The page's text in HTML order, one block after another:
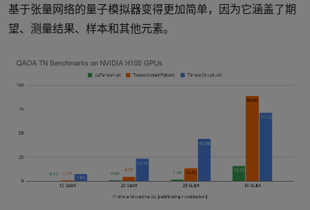
基于张量网络的量子模拟器变得更加简单，因为它涵盖了期
望、测量结果、样本和其他元素。